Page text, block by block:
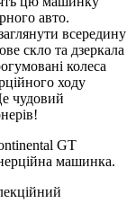
авто.
всередину
скло та дзеркала
колеса
ходу
чудовий
GT
машинка.